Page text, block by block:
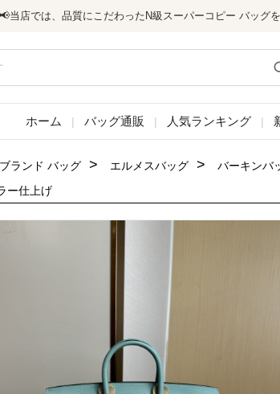
📢当店では、品質にこだわったN級スーパーコピー バッグ
ホーム | バッグ通販 | 人気ランキング |
ブランド バッグ > エルメスバッグ > バーキンバ
ー仕上げ